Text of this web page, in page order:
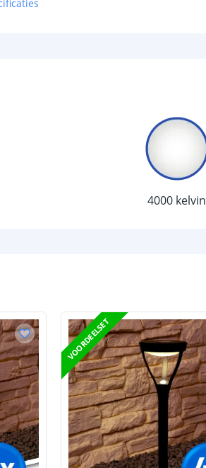
Helder wit 4000K
(max)
-
-
uit
Ja
-
4000 kelvin
VOORDEELSET